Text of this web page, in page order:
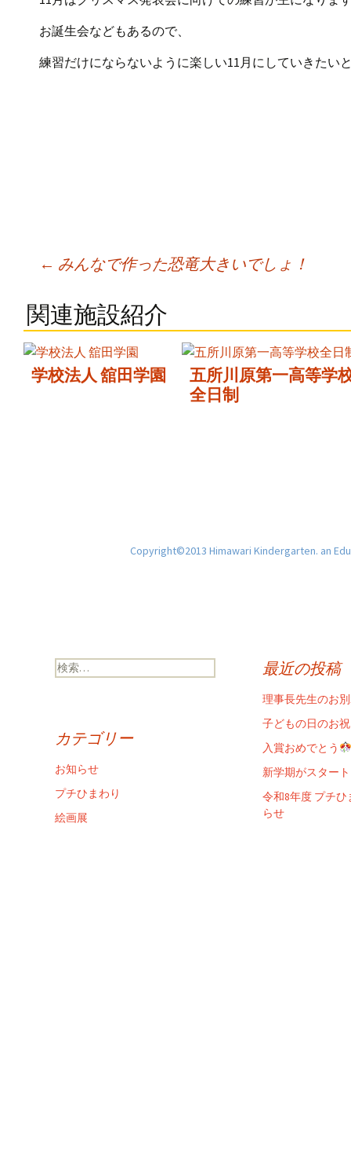
お誕生会などもあるので、
練習だけにならないように楽しい11月にしていきたい
Post
← みんなで作った恐竜大きいでしょ！
関連施設紹介
学校法人 舘田学園
五所川原第一高等学
全日制
Copyright©2013 Himawari Kindergarten. an
検
索:
最近の投稿
理事長先生のお
子どもの日のお
入賞おめでとう
新学期がスター
令和8年度 プチ
らせ
カテゴリー
お知らせ
プチひまわり
絵画展